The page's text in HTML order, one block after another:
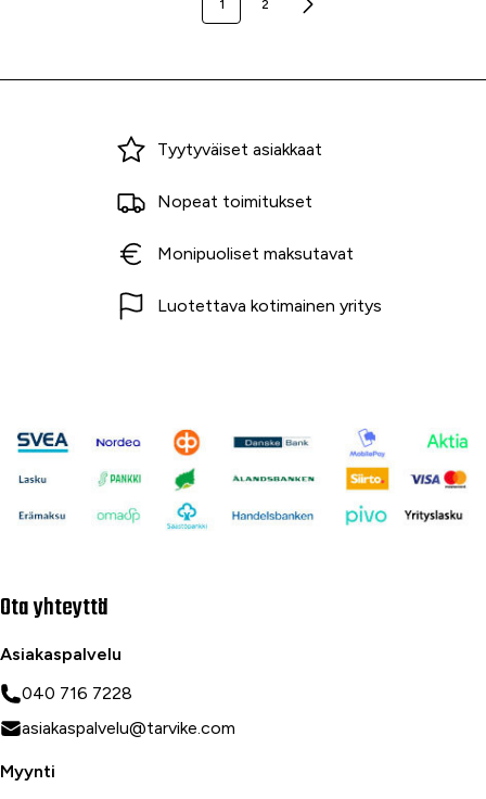
1 2
Miksi ostaa Tarvikekeskuksesta?
Tyytyväiset asiakkaat
Nopeat toimitukset
Monipuoliset maksutavat
Luotettava kotimainen yritys
Ota yhteyttä
Asiakaspalvelu
040 716 7228
asiakaspalvelu@tarvike.com
Myynti